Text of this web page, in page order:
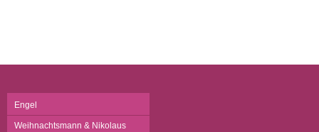
Engel
Weihnachtsmann & Nikolaus